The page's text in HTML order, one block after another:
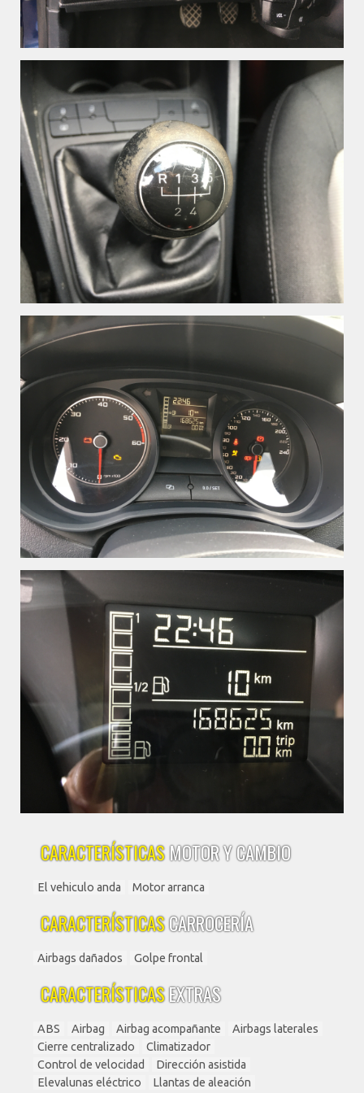
CARACTERÍSTICASMOTOR Y CAMBIO
El vehiculo anda Motor arranca
CARACTERÍSTICASCARROCERÍA
Airbags dañados Golpe frontal
CARACTERÍSTICASEXTRAS
ABS Airbag Airbag acompañante
Airbags laterales
Cierre centralizado
Climatizador
Control de velocidad
Dirección asistida
Elevalunas eléctrico
Llantas de aleación